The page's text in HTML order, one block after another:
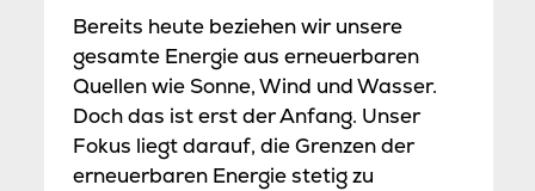
Bereits heute beziehen wir unsere
gesamte Energie aus erneuerbaren
Quellen wie Sonne, Wind und Wasser.
Doch das ist erst der Anfang. Unser
Fokus liegt darauf, die Grenzen der
erneuerbaren Energie stetig zu